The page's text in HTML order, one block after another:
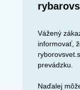
Vážený
informovať,
prevádzku.
Naďalej